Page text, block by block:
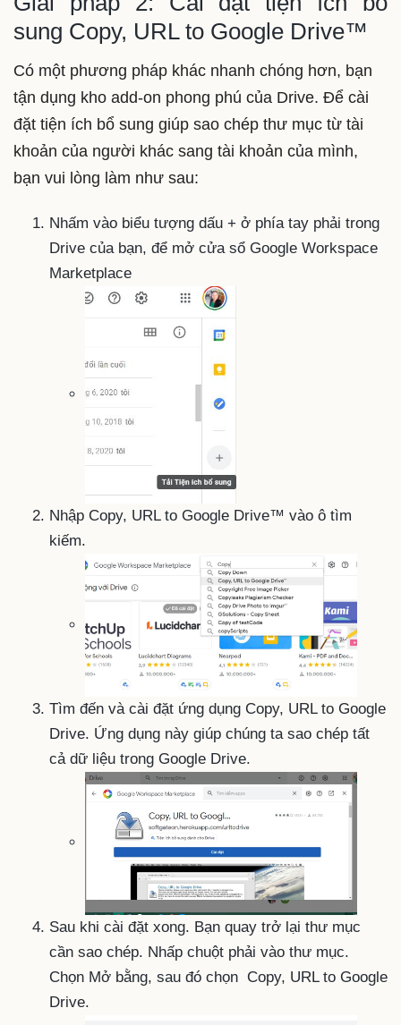
sung Copy, URL to Google Drive™
Có một phương pháp khác nhanh chóng hơn, bạn
tận dụng kho add-on phong phú của Drive. Để cài
đặt tiện ích bổ sung giúp sao chép thư mục từ tài
khoản của người khác sang tài khoản của mình,
bạn vui lòng làm như sau:
Nhấm vào biểu tượng dấu + ở phía tay phải trong
Drive của bạn, để mở cửa sổ Google Workspace
Marketplace
Nhập Copy, URL to Google Drive™ vào ô tìm
kiếm.
Tìm đến và cài đặt ứng dụng Copy, URL to Google
Drive. Ứng dụng này giúp chúng ta sao chép tất
cả dữ liệu trong Google Drive.
Sau khi cài đặt xong. Bạn quay trở lại thư mục
cần sao chép. Nhấp chuột phải vào thư mục.
Chọn Mở bằng, sau đó chọn Copy, URL to Google
Drive.